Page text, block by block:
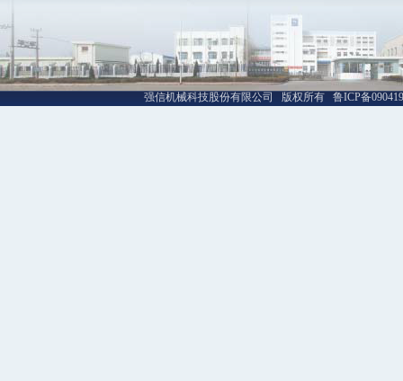
强信机械科技股份有限公司 版权所有 鲁ICP备